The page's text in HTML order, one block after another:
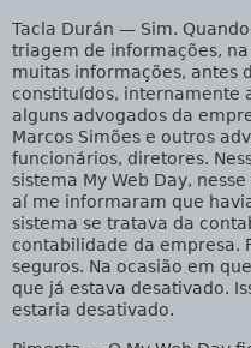
Tacla Durán — Sim.
triagem de informações,
muitas informações, antes
constituídos, internamente
alguns advogados da
Marcos Simões e outros
funcionários, diretores.
sistema My Web Day,
aí me informaram que
sistema se tratava da
contabilidade da empresa.
seguros. Na ocasião em
que já estava desativado.
estaria desativado.